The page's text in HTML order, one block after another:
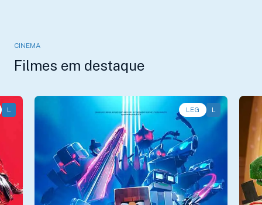
CINEMA
Filmes em destaque
L LEG L
Ação, Animação, Aventura • • 1h11